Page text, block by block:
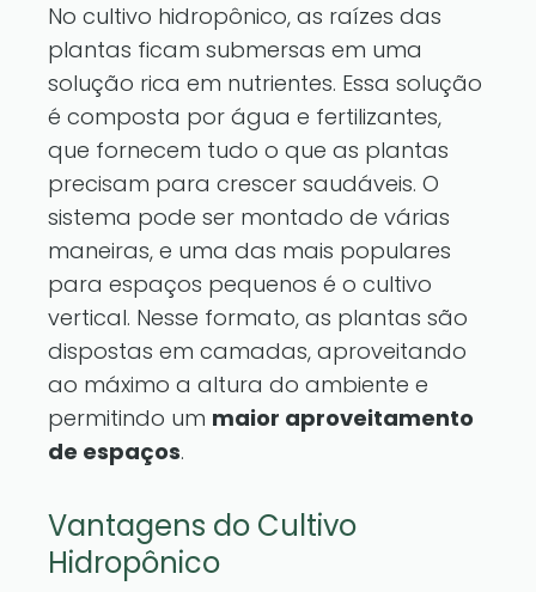
No cultivo hidropônico, as raízes das
plantas ficam submersas em uma
solução rica em nutrientes. Essa solução
é composta por água e fertilizantes,
que fornecem tudo o que as plantas
precisam para crescer saudáveis. O
sistema pode ser montado de várias
maneiras, e uma das mais populares
para espaços pequenos é o cultivo
vertical. Nesse formato, as plantas são
dispostas em camadas, aproveitando
ao máximo a altura do ambiente e
permitindo um maior aproveitamento
de espaços.
Vantagens do Cultivo
Hidropônico